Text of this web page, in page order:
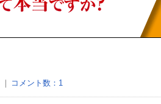
｜ コメント数：1